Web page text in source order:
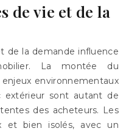
de vie et de la
de la demande influence
La montée du
environnementaux
extérieur sont autant de
des acheteurs. Les
et bien isolés, avec un